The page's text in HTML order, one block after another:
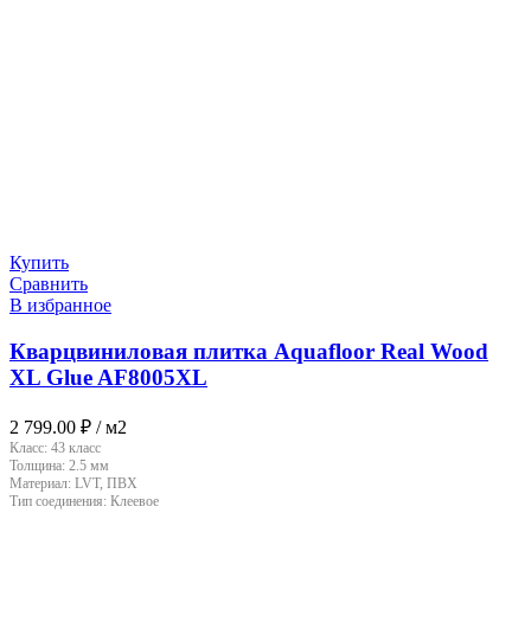
Купить
Сравнить
В избранное
Кварцвиниловая плитка Aquafloor Real Wood
XL Glue AF8005XL
2 799.00 ₽ / м2
Класс: 43 класс
Толщина: 2.5 мм
Материал: LVT, ПВХ
Тип соединения: Клеевое